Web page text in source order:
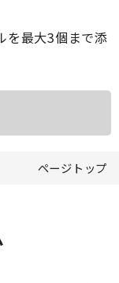
を最大3個まで添
ページトップ